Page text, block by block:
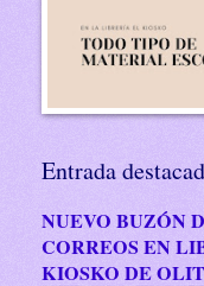
Entrada
NUEVO BUZÓN
CORREOS EN
KIOSKO DE